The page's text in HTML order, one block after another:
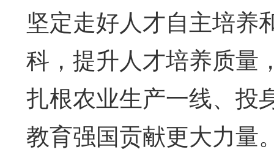
坚定走好人才自主培养
科，提升人才培养质量
扎根农业生产一线、投
教育强国贡献更大力量